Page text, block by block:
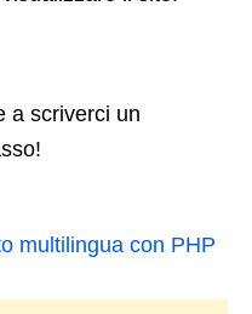
a scriverci un
multilingua con PHP